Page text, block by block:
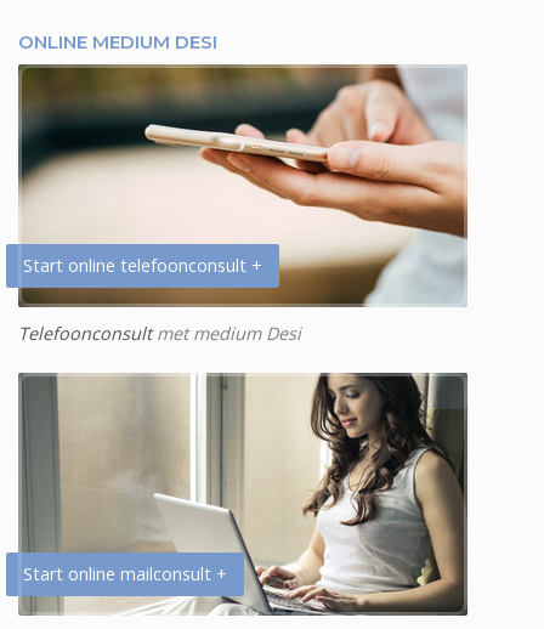
ONLINE MEDIUM DESI
Start online telefoonconsult +
Telefoonconsultmet medium Desi
Start online mailconsult +